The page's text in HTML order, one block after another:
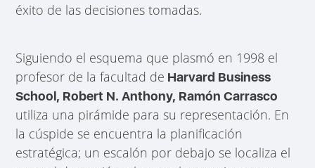
éxito de las decisiones tomadas.
Siguiendo el esquema que plasmó en 1998 el
profesor de la facultad de Harvard Business
School, Robert N. Anthony, Ramón Carrasco
utiliza una pirámide para su representación. En
la cúspide se encuentra la planificación
estratégica; un escalón por debajo se localiza el